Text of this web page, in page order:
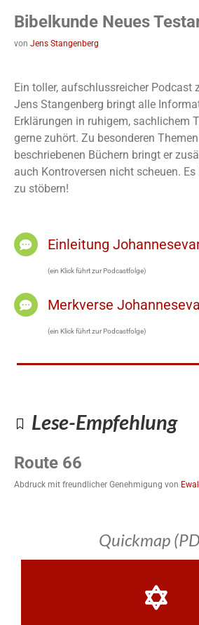
Bibelkunde Neues
von Jens Stangenberg
Ein toller, aufschlussreicher Podcast
Jens Stangenberg bringt alle
Erklärungen in ruhigem, sachlichem
gerne zuhört. Zu besonderen
beschriebenen Büchern bringt er
auch Kontroversen nicht scheuen.
zu stöbern!
Einleitung
(ein Klick führt zur Podcastfolge)
Merkverse
(ein Klick führt zur Podcastfolge)
Lese-Empfehlung
Route 66
Abdruck mit freundlicher Genehmigung von
Quickmap